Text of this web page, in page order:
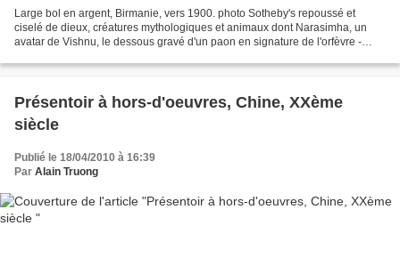
Large bol en argent, Birmanie, vers 1900. photo Sotheby's repoussé et
ciselé de dieux, créatures mythologiques et animaux dont Narasimha, un
avatar de Vishnu, le dessous gravé d'un paon en signature de l'orfèvre -
Présentoir à hors-d'oeuvres, Chine, XXème
siècle
Publié le 18/04/2010 à 16:39
Par Alain Truong